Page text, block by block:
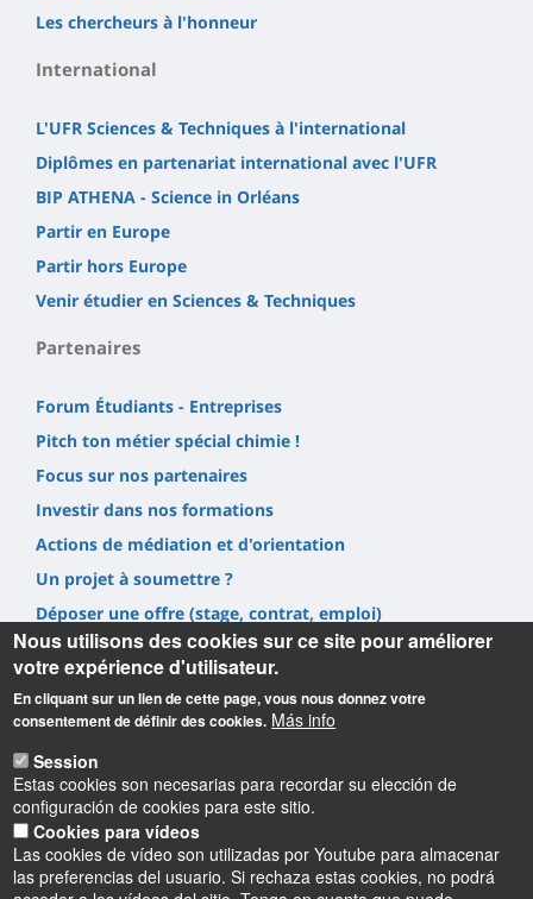
Les chercheurs à l'honneur
International
L'UFR Sciences & Techniques à l'international
Diplômes en partenariat international avec l'UFR
BIP ATHENA - Science in Orléans
Partir en Europe
Partir hors Europe
Venir étudier en Sciences & Techniques
Partenaires
Forum Étudiants - Entreprises
Pitch ton métier spécial chimie !
Focus sur nos partenaires
Investir dans nos formations
Actions de médiation et d'orientation
Un projet à soumettre ?
Déposer une offre (stage, contrat, emploi)
Prestations
Informations
UFR Sciences et Techniques
1, rue de Chartres, 45100 Orléans
02 38 41 71 78
Nous utilisons des cookies sur ce site pour améliorer
votre expérience d'utilisateur.
En cliquant sur un lien de cette page, vous nous donnez votre
consentement de définir des cookies. Más info
Session
Estas cookies son necesarias para recordar su elección de
configuración de cookies para este sitio.
Cookies para vídeos
Las cookies de vídeo son utilizadas por Youtube para almacenar
las preferencias del usuario. Si rechaza estas cookies, no podrá